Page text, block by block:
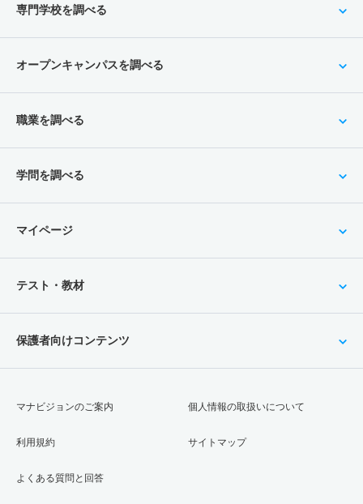
専門学校を調べる
オープンキャンパスを調べる
職業を調べる
学問を調べる
マイページ
テスト・教材
保護者向けコンテンツ
マナビジョンのご案内
利用規約
よくある質問と回答
個人情報の取扱いについて
サイトマップ